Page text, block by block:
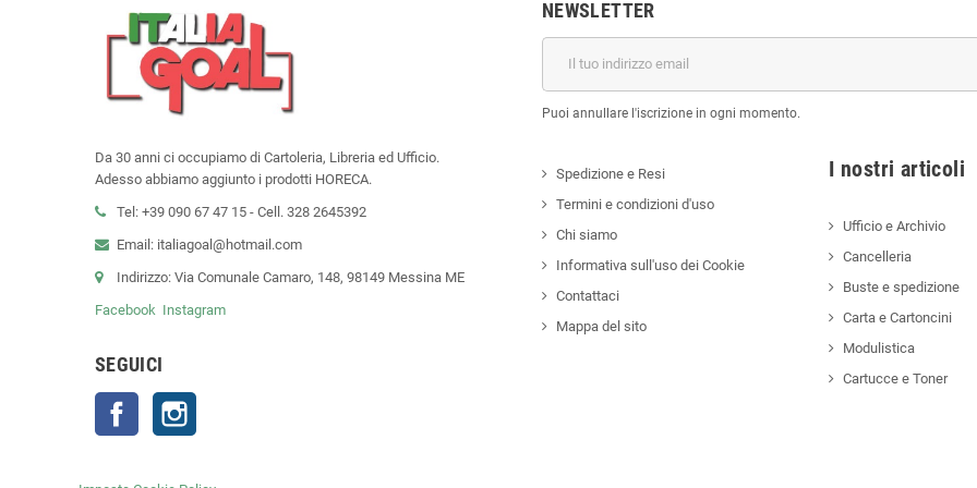
Da 30 anni ci occupiamo di Cartoleria, Libreria ed Ufficio.
Adesso abbiamo aggiunto i prodotti HORECA.
Tel: +39 090 67 47 15 - Cell. 328 2645392
Email: italiagoal@hotmail.com
Indirizzo: Via Comunale Camaro, 148, 98149 Messina ME
Facebook Instagram
SEGUICI
Facebook
NEWSLETTER
Puoi annullare l'iscrizione in ogni momento.
Spedizione e Resi
Termini e condizioni d'uso
Chi siamo
Informativa sull'uso dei Cookie
Contattaci
Mappa del sito
I nostri
Ufficio e Archivio
Cancelleria
Buste e spedizione
Carta e Cartoncini
Modulistica
Cartucce e Toner